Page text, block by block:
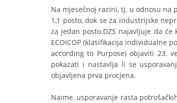
Na mjesečnoj razini, tj. u odnosu na
1,1 posto, dok se za industrijske
za jedan posto.DZS najavljuje da
ECOICOP (klasifikacija individualne
according to Purpose) objaviti 23.
pokazati i nastavlja li se
objavljena prva procjena.
Naime, usporavanje rasta